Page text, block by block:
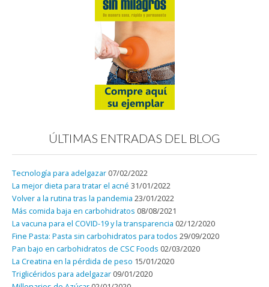
ÚLTIMAS ENTRADAS DEL BLOG
Tecnología para adelgazar 07/02/2022
La mejor dieta para tratar el acné 31/01/2022
Volver a la rutina tras la pandemia 23/01/2022
Más comida baja en carbohidratos 08/08/2021
La vacuna para el COVID-19 y la transparencia 02/12/2020
Fine Pasta: Pasta sin carbohidratos para todos 29/09/2020
Pan bajo en carbohidratos de CSC Foods 02/03/2020
La Creatina en la pérdida de peso 15/01/2020
Triglicéridos para adelgazar 09/01/2020